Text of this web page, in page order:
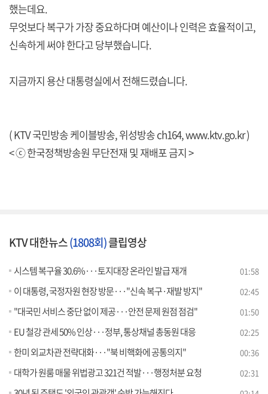
했는데요.
무엇보다 복구가 가장 중요하다며 예산이나 인력은 효율적이고,
신속하게 써야 한다고 당부했습니다.
지금까지 용산 대통령실에서 전해드렸습니다.
( KTV 국민방송 케이블방송, 위성방송 ch164,www.ktv.go.kr)
< ⓒ 한국정책방송원 무단전재 및 재배포 금지 >
KTV 대한뉴스(1808회)클립영상
시스템 복구율 30.6%···토지대장 온라인 발급 재개 01:58
이 대통령, 국정자원 현장 방문···"신속 복구·재발 방지" 02:45
"대국민 서비스 중단 없이 제공···안전 문제 원점 점검" 01:50
EU 철강 관세 50% 인상···정부, 통상채널 총동원 대응 02:25
한미 외교차관 전략대화···"북 비핵화에 공통의지" 00:36
대학가 원룸 매물 위법광고 321건 적발···행정처분 요청 02:31